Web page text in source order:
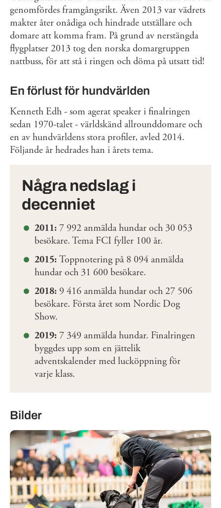
genomfördes framgångsrikt. Även 2013 var vädrets
makter åter onådiga och hindrade utställare och
domare att komma fram. På grund av nerstängda
flygplatser 2013 tog den norska domargruppen
nattbuss, för att stå i ringen och döma på utsatt tid!
En förlust för hundvärlden
Kenneth Edh - som agerat speaker i finalringen
sedan 1970-talet - världskänd allrounddomare och
en av hundvärldens stora profiler, avled 2014.
Följande år hedrades han i årets tema.
Några nedslag i
decenniet
2011: 7 992 anmälda hundar och 30 053
besökare. Tema FCI fyller 100 år.
2015: Toppnotering på 8 094 anmälda
hundar och 31 600 besökare.
2018: 9 416 anmälda hundar och 27 506
besökare. Första året som Nordic Dog
Show.
2019: 7 349 anmälda hundar. Finalringen
byggdes upp som en jättelik
adventskalender med lucköppning för
varje klass.
Bilder